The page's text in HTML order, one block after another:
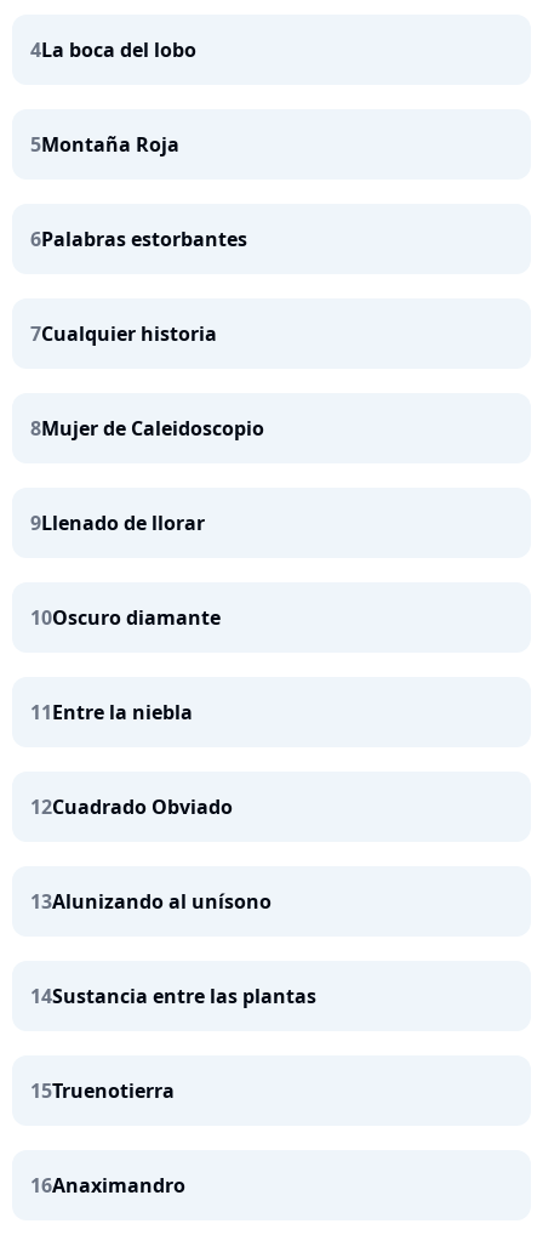
4La boca del lobo
5Montaña Roja
6Palabras estorbantes
7Cualquier historia
8Mujer de Caleidoscopio
9Llenado de llorar
10Oscuro diamante
11Entre la niebla
12Cuadrado Obviado
13Alunizando al unísono
14Sustancia entre las plantas
15Truenotierra
16Anaximandro